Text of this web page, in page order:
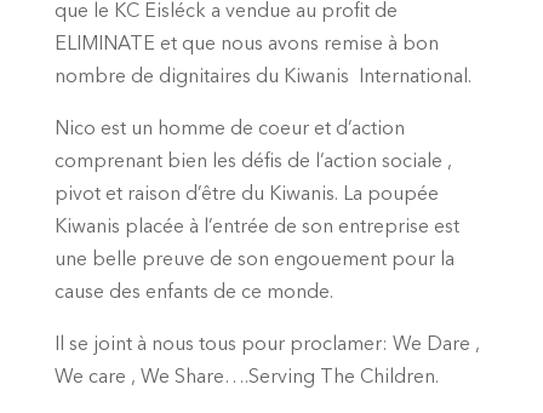
que le KC Eisléck a vendue au profit de
ELIMINATE et que nous avons remise à bon
nombre de dignitaires du Kiwanis International.
Nico est un homme de coeur et d’action
comprenant bien les défis de l’action sociale ,
pivot et raison d’être du Kiwanis. La poupée
Kiwanis placée à l’entrée de son entreprise est
une belle preuve de son engouement pour la
cause des enfants de ce monde.
Il se joint à nous tous pour proclamer: We Dare ,
We care , We Share….Serving The Children.